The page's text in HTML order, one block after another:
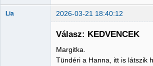
Lia 2026-03-21 18:40:12
Válasz: KEDVENCEK
Margitka.
Tündéri a Hanna, itt is látszik